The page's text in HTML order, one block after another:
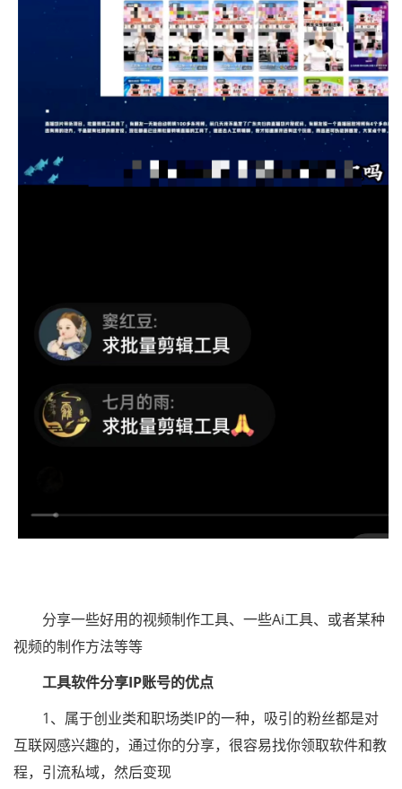
分享一些好用的视频制作工具、一些Ai工具、或者某种
视频的制作方法等等
工具软件分享IP账号的优点
1、属于创业类和职场类IP的一种，吸引的粉丝都是对
互联网感兴趣的，通过你的分享，很容易找你领取软件和教
程，引流私域，然后变现